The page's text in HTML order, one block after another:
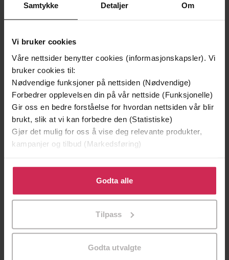
Samtykke Detaljer Om
Vi bruker cookies
Våre nettsider benytter cookies (informasjonskapsler). Vi
bruker cookies til:
Nødvendige funksjoner på nettsiden (Nødvendige)
Forbedrer opplevelsen din på vår nettside (Funksjonelle)
Gir oss en bedre forståelse for hvordan nettsiden vår blir
brukt, slik at vi kan forbedre den (Statistiske)
Gjør det mulig for oss å vise deg relevante produkter,
kampanjer og tilbud (Markedsføring)
Klikk på «Godta alle» for å gi oss ditt samtykke til å
bruke cookies for alle disse formålene. Du kan også
tilpasse ditt samtykke til spesifikke formål ved å klikke
Godta alle
Tilpass
Godta utvalgte
Harry Potter og de vises stein
Premium
Pyramidemysteriet